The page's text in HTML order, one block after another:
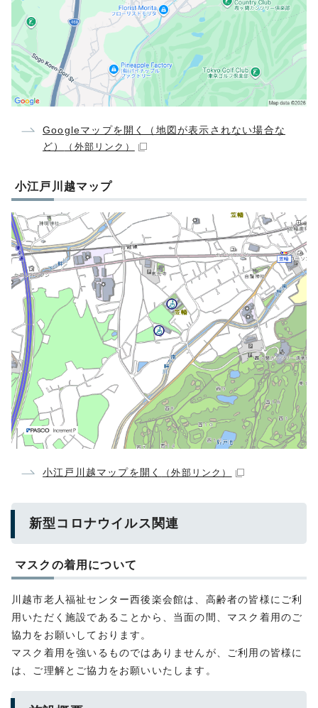
Googleマップを開く（地図が表示されない場合な
ど）
（外部リンク）
小江戸川越マップ
小江戸川越マップを開く （外部リンク）
新型コロナウイルス関連
マスクの着用について
川越市老人福祉センター西後楽会館は、高齢者の皆様にご利
用いただく施設であることから、当面の間、マスク着用のご
協力をお願いしております。
マスク着用を強いるものではありませんが、ご利用の皆様に
は、ご理解とご協力をお願いいたします。